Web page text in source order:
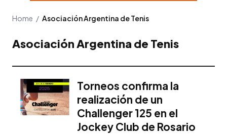
Home / Asociación Argentina de Tenis
Asociación Argentina de Tenis
Torneos confirma la
realización de un
Challenger 125 en el
Jockey Club de Rosario